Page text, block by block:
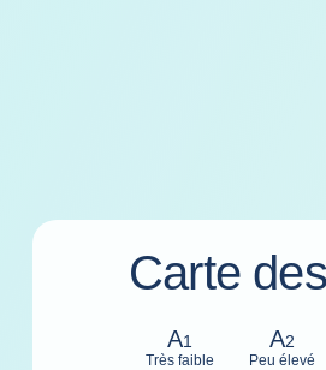
Carte des
A1
Très faible
A2
Peu élevé